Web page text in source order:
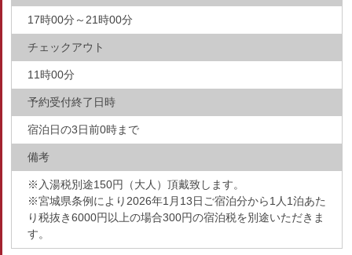
17時00分～21時00分
チェックアウト
11時00分
予約受付終了日時
宿泊日の3日前0時まで
備考
※入湯税別途150円（大人）頂戴致します。
※宮城県条例により2026年1月13日ご宿泊分から1人1泊あた
り税抜き6000円以上の場合300円の宿泊税を別途いただきま
す。